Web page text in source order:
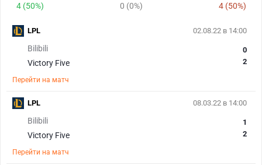
4 (50%) 0 (0%) 4 (50%)
02.08.22 в 14:00
Bilibili
Victory Five
0
2
Перейти на матч
LPL
08.03.22 в 14:00
Bilibili
Victory Five
1
2
Перейти на матч
LPL